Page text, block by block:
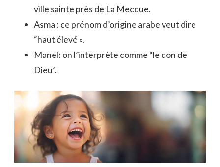
ville sainte près de La Mecque.
Asma : ce prénom d’origine arabe veut dire
“haut élevé ».
Manel: on l’interprète comme “le don de
Dieu”.